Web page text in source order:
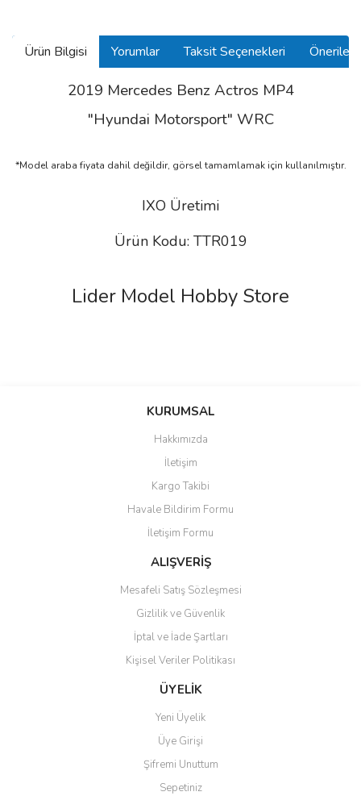
Ürün Bilgisi Yorumlar Taksit Seçenekleri
2019 Mercedes Benz Actros MP4
"Hyundai Motorsport" WRC
*Model araba fiyata dahil değildir, görsel tamamlamak için kullanılmıştır.
IXO Üretimi
Ürün Kodu: TTR019
Lider Model Hobby Store
Bu ürüne ilk yorumu siz yapın!
Yorum Yaz
Ürün resmi kalitesiz, bozuk veya görüntülenemiyor.
Ürün açıklamasında eksik bilgiler bulunuyor.
Ürün bilgilerinde hatalar bulunuyor.
Ürün fiyatı diğer sitelerden daha pahalı.
Bu ürüne benzer farklı alternatifler olmalı.
Gönder
KURUMSAL
Hakkımızda
İletişim
Kargo Takibi
Havale Bildirim Formu
İletişim Formu
ALIŞVERİŞ
Mesafeli Satış Sözleşmesi
Gizlilik ve Güvenlik
İptal ve İade Şartları
Kişisel Veriler Politikası
ÜYELİK
Yeni Üyelik
Üye Girişi
Şifremi Unuttum
Sepetiniz